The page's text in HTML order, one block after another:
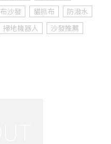
布沙發 貓抓布
防潑水
掃地機器人
沙發推薦